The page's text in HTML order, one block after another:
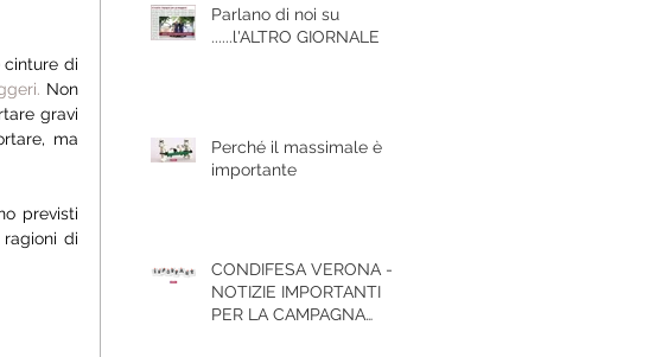
cinture di
Non
gravi
ma
previsti
di
Parlano di noi su
......l'ALTRO GIORNALE
Perché il massimale è
importante
CONDIFESA VERONA -
NOTIZIE IMPORTANTI
PER LA CAMPAGNA